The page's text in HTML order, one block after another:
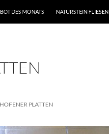
DES MONATS NATURSTEIN FLIESEN
PLATTEN